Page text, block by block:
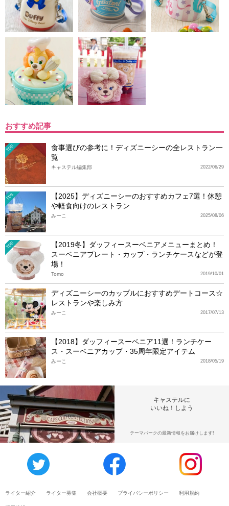
おすすめ記事
TDS
食事選びの参考に！ディズニーシーの全レストラン一
覧
2022/06/29
キャステル編集部
TDS
【2025】ディズニーシーのおすすめカフェ7選！休憩
や軽食向けのレストラン
2025/08/06
みーこ
TDS
【2019冬】ダッフィースーベニアメニューまとめ！
スーベニアプレート・カップ・ランチケースなどが登
場！
2019/10/01
Tomo
ディズニーシーのカップルにおすすめデートコース☆
レストランや楽しみ方
2017/07/13
みーこ
【2018】ダッフィースーベニア11選！ランチケー
ス・スーベニアカップ・35周年限定アイテム
2018/05/19
みーこ
キャステルに
いいね！しよう
テーマパークの最新情報をお届けします!
ライター紹介 ライター募集 会社概要 プライバシーポリシー 利用規約